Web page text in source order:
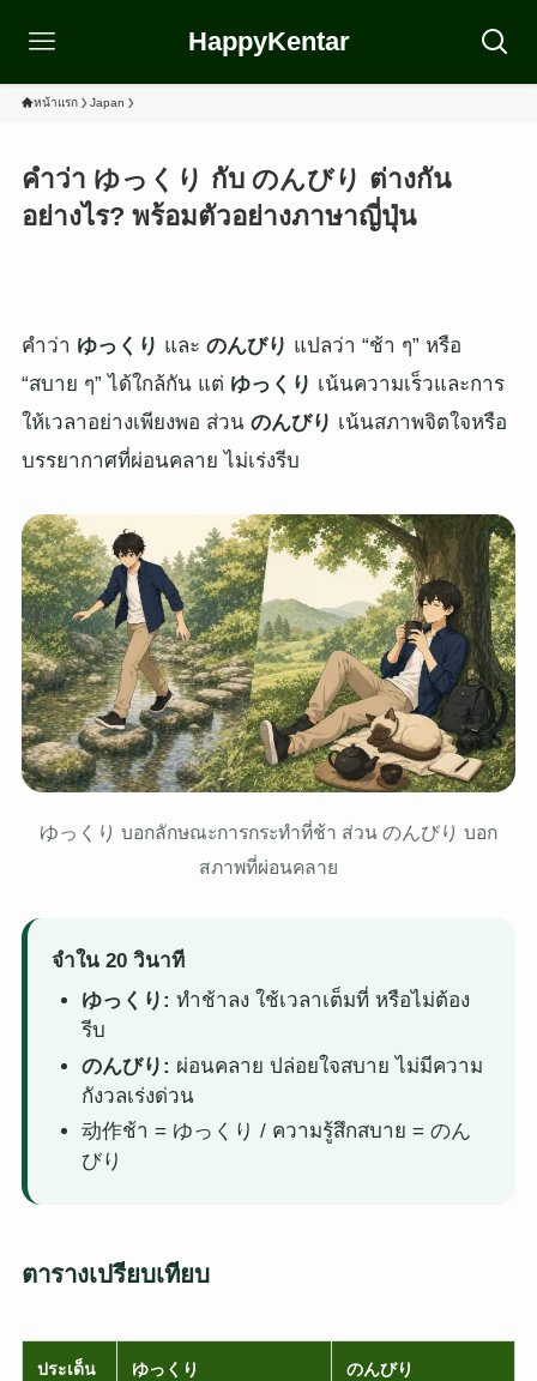
HappyKentar
หน้าแรก Japan
คำว่า ゆっくり กับ のんびり ต่างกัน
อย่างไร? พร้อมตัวอย่างภาษาญี่ปุ่น
คำว่า ゆっくり และ のんびり แปลว่า “ช้า ๆ” หรือ
“สบาย ๆ” ได้ใกล้กัน แต่ ゆっくり เน้นความเร็วและการ
ให้เวลาอย่างเพียงพอ ส่วน のんびり เน้นสภาพจิตใจหรือ
บรรยากาศที่ผ่อนคลาย ไม่เร่งรีบ
ゆっくり บอกลักษณะการกระทำที่ช้า ส่วน のんびり บอก
สภาพที่ผ่อนคลาย
จำใน 20 วินาที
ゆっくり: ทำช้าลง ใช้เวลาเต็มที่ หรือไม่ต้อง
รีบ
のんびり: ผ่อนคลาย ปล่อยใจสบาย ไม่มีความ
กังวลเร่งด่วน
动作ช้า = ゆっくり / ความรู้สึกสบาย = のん
びり
ตารางเปรียบเทียบ
ประเด็น ゆっくり のんびり